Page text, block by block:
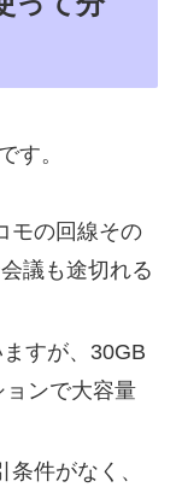
す。
モの回線その
議も途切れる
すが、30GB
ンで大容量
件がなく、